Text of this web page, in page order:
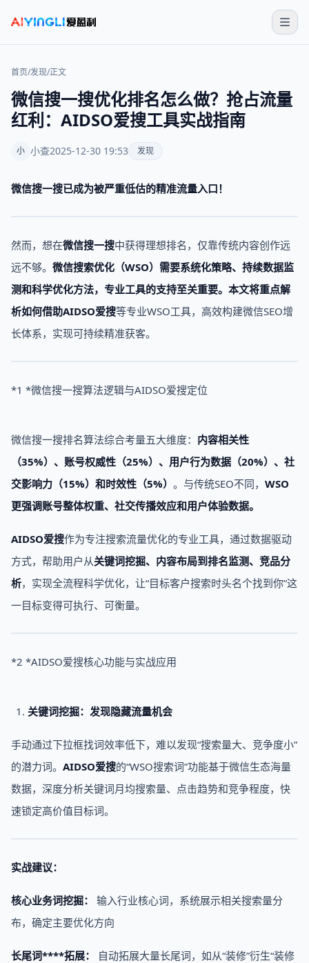
首页/发现/正文
微信搜一搜优化排名怎么做？抢占流量
红利：AIDSO爱搜工具实战指南
小 小查2025-12-30 19:53 发现
微信搜一搜已成为被严重低估的精准流量入口！
然而，想在微信搜一搜中获得理想排名，仅靠传统内容创作远
远不够。 微信搜索优化（WSO）需要系统化策略、持续数据监
测和科学优化方法，专业工具的支持至关重要。 本文将重点解
析如何借助AIDSO爱搜等专业WSO工具，高效构建微信SEO增
长体系，实现可持续精准获客。
*1 *微信搜一搜算法逻辑与AIDSO爱搜定位
微信搜一搜排名算法综合考量五大维度： 内容相关性
（35%）、账号权威性（25%）、用户行为数据（20%）、社
交影响力（15%）和时效性（5%） 。与传统SEO不同， WSO
更强调账号整体权重、社交传播效应和用户体验数据。
AIDSO爱搜作为专注搜索流量优化的专业工具，通过数据驱动
方式，帮助用户从关键词挖掘、内容布局到排名监测、竞品分
析，实现全流程科学优化，让“目标客户搜索时头名个找到你”这
一目标变得可执行、可衡量。
*2 *AIDSO爱搜核心功能与实战应用
关键词挖掘：发现隐藏流量机会
手动通过下拉框找词效率低下，难以发现“搜索量大、竞争度小”
的潜力词。 AIDSO爱搜的“WSO搜索词”功能基于微信生态海量
数据，深度分析关键词月均搜索量、点击趋势和竞争程度，快
速锁定高价值目标词。
实战建议：
核心业务词挖掘：
输入行业核心词，系统展示相关搜索量分
布，确定主要优化方向
长尾词****拓展：
自动拓展大量长尾词，如从“装修”衍生“装修